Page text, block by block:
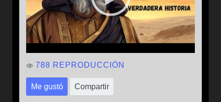
788 REPRODUCCIÓN
Me gustó Compartir